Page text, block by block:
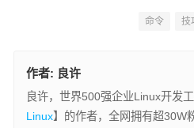
命令 技
作者: 良许
良许，世界500强企业Linux开发
Linux】的作者，全网拥有超30W